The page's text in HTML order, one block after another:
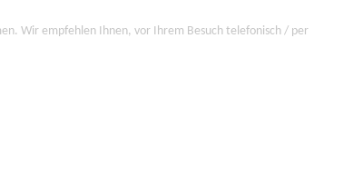
Wir empfehlen Ihnen, vor Ihrem Besuch telefonisch / per